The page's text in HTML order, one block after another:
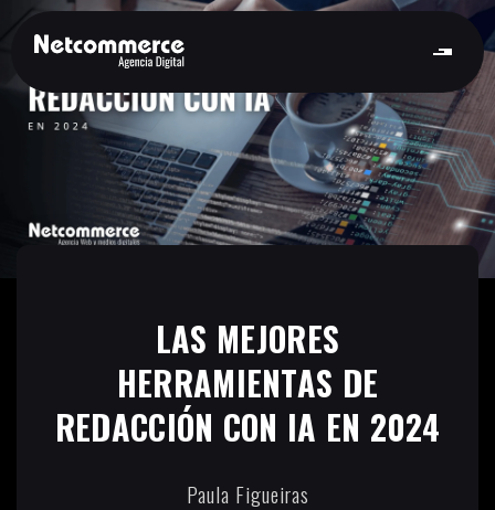
LAS MEJORES
HERRAMIENTAS DE
REDACCIÓN CON IA EN 2024
Paula Figueiras